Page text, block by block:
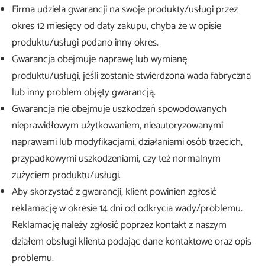
Firma udziela gwarancji na swoje produkty/usługi przez
okres 12 miesięcy od daty zakupu, chyba że w opisie
produktu/usługi podano inny okres.
Gwarancja obejmuje naprawę lub wymianę
produktu/usługi, jeśli zostanie stwierdzona wada fabryczna
lub inny problem objęty gwarancją.
Gwarancja nie obejmuje uszkodzeń spowodowanych
nieprawidłowym użytkowaniem, nieautoryzowanymi
naprawami lub modyfikacjami, działaniami osób trzecich,
przypadkowymi uszkodzeniami, czy też normalnym
zużyciem produktu/usługi.
Aby skorzystać z gwarancji, klient powinien zgłosić
reklamację w okresie 14 dni od odkrycia wady/problemu.
Reklamację należy zgłosić poprzez kontakt z naszym
działem obsługi klienta podając dane kontaktowe oraz opis
problemu.